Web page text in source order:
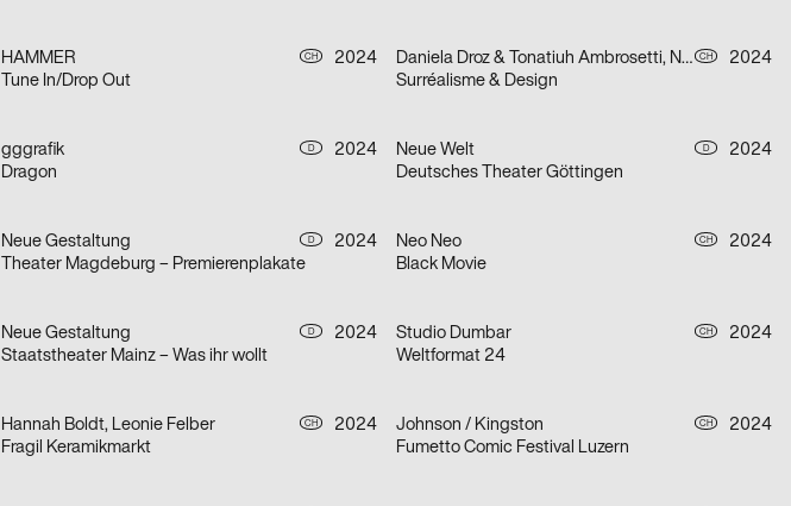
HAMMER CH
2024
Tune In/Drop Out
Daniela Droz & Tonatiuh Ambrosetti, Neo Neo CH
2024
Surréalisme & Design
gggrafik D
2024
Dragon
Neue Welt D
2024
Deutsches Theater Göttingen
Neue Gestaltung D
2024
Theater Magdeburg – Premierenplakate
Neo Neo CH
2024
Black Movie
Neue Gestaltung D
2024
Staatstheater Mainz – Was ihr wollt
Studio Dumbar CH
2024
Weltformat 24
Hannah Boldt, Leonie Felber CH
2024
Fragil Keramikmarkt
Johnson / Kingston CH
2024
Fumetto Comic Festival Luzern